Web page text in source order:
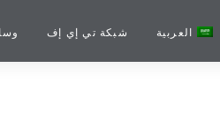
شبكة تي إي إف العربية